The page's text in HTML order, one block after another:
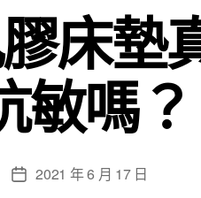
床墊
敏嗎？
文 2021 年 6 月 17 日